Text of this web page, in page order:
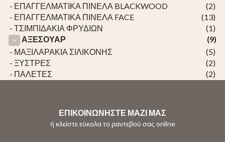
- ΕΠΑΓΓΕΛΜΑΤΙΚΑ ΠΙΝΕΛΑ BLACKWOOD
(2)
- ΕΠΑΓΓΕΛΜΑΤΙΚΑ ΠΙΝΕΛΑ FACE
(13)
- ΤΣΙΜΠΙΔΑΚΙΑ ΦΡΥΔΙΩΝ
(1)
ΑΞΕΣΟΥΑΡ
(9)
- ΜΑΞΙΛΑΡΑΚΙΑ ΣΙΛΙΚΟΝΗΣ
(5)
- ΞΥΣΤΡΕΣ
(2)
- ΠΑΛΕΤΕΣ
(2)
ΕΠΙΚΟΙΝΩΝΗΣΤΕ ΜΑΖΙ ΜΑΣ
ή κλείστε εύκολα το ραντεβού σας online